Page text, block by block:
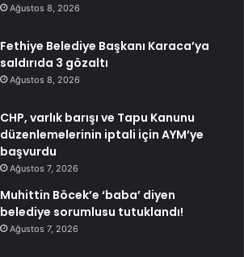
Ağustos 8, 2026
Fethiye Belediye Başkanı Karaca’ya
saldırıda 3 gözaltı
Ağustos 8, 2026
CHP, varlık barışı ve Tapu Kanunu
düzenlemelerinin iptali için AYM’ye
başvurdu
Ağustos 7, 2026
Muhittin Böcek’e ‘baba’ diyen
belediye sorumlusu tutuklandı!
Ağustos 7, 2026